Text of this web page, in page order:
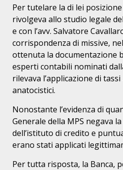
Per tutelare la di lei
rivolgeva allo studio legale
e con l’avv. Salvatore
corrispondenza di missive,
ottenuta la documentazione
esperti contabili nominati
rilevava l’applicazione di
anatocistici.
Nonostante l’evidenza di
Generale della MPS negava
dell’istituto di credito e
erano stati applicati
Per tutta risposta, la Banca,